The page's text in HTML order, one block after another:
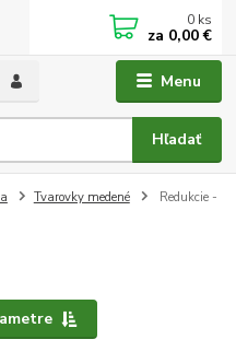
Menu
Hľadať
0 ks
za 0,00 €
Tvarovky medené
Redukcie -